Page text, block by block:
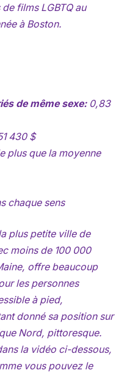
films LGBTQ au
à Boston.
de même sexe:0,83
430 $
plus que la moyenne
chaque sens
plus petite ville de
moins de 100 000
offre beaucoup
les personnes
à pied,
donné sa position sur
Nord, pittoresque.
la vidéo ci-dessous,
vous pouvez le